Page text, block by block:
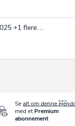
+1 flere…
Sealt om denne
med et Premium
abonnement